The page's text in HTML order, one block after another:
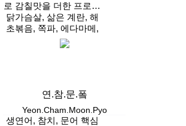
로 감칠맛을 더한 프로틴
포케
닭가슴살, 삶은 계란, 해
초볶음, 쪽파, 에다마메,
양파후레이크, 적채, 방
울토마토, 후리카케
연.참.문.퐄
Yeon.Cham.Moon.Pyo
생연어, 참치, 문어 핵심